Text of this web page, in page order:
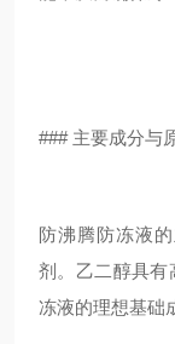
### 主要成分与
防沸腾防冻液
剂。乙二醇具有
冻液的理想基础